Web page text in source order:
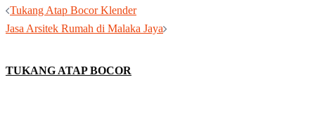
Post
navigation
Tukang Atap Bocor Klender
Jasa Arsitek Rumah di Malaka Jaya
TUKANG ATAP BOCOR